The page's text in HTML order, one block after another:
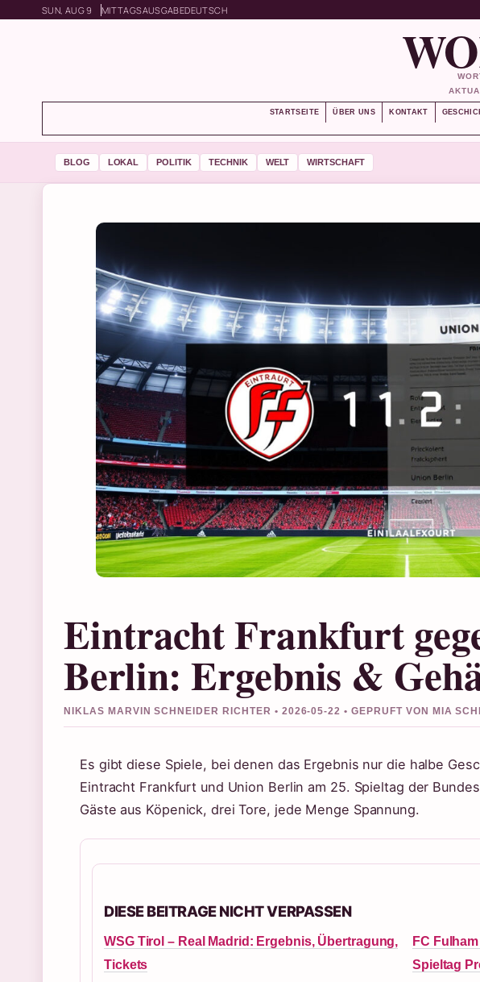
SUN, AUG 9 MITTAGSAUSGABEDEUTSCH
STARTSEITE ÜBER UNS KONTAKT
BLOG LOKAL POLITIK TECHNIK WELT WIRTSCHAFT
Eintracht Frankfurt
Berlin: Ergebnis &
NIKLAS MARVIN SCHNEIDER RICHTER • 2026-05-22 • GEPRUFT VON MIA
Es gibt diese Spiele, bei denen das Ergebnis nur die halbe
Eintracht Frankfurt und Union Berlin am 25. Spieltag der
Gäste aus Köpenick, drei Tore, jede Menge Spannung.
DIESE BEITRAGE NICHT VERPASSEN
WSG Tirol – Real Madrid: Ergebnis, Übertragung,
Tickets
FC
Spieltag